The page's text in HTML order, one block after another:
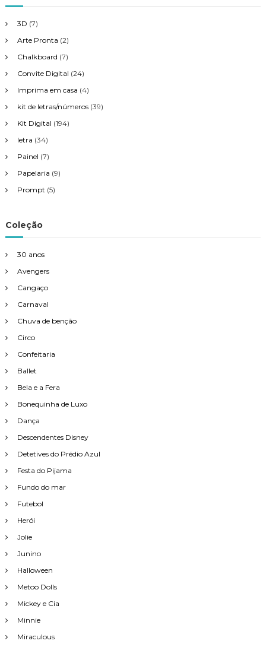
3D (7)
Arte Pronta (2)
Chalkboard (7)
Convite Digital (24)
Imprima em casa (4)
kit de letras/números (39)
Kit Digital (194)
letra (34)
Painel (7)
Papelaria (9)
Prompt (5)
Coleção
30 anos
Avengers
Cangaço
Carnaval
Chuva de benção
Circo
Confeitaria
Ballet
Bela e a Fera
Bonequinha de Luxo
Dança
Descendentes Disney
Detetives do Prédio Azul
Festa do Pijama
Fundo do mar
Futebol
Herói
Jolie
Junino
Halloween
Metoo Dolls
Mickey e Cia
Minnie
Miraculous